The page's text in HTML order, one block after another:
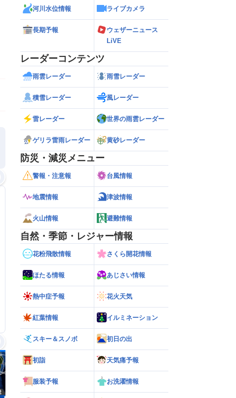
河川水位情報 ライブカメラ
長期予報
ウェザーニュース
LiVE
レーダーコンテンツ
雨雲レーダー 雨雪レーダー
積雪レーダー 風レーダー
雷レーダー 世界の雨雲レーダー
ゲリラ雷雨レーダー 黄砂レーダー
防災・減災メニュー
警報・注意報 台風情報
地震情報 津波情報
火山情報 避難情報
自然・季節・レジャー情報
花粉飛散情報 さくら開花情報
ほたる情報 あじさい情報
熱中症予報 花火天気
紅葉情報 イルミネーション
スキー＆スノボ 初日の出
初詣 天気痛予報
服装予報 お洗濯情報